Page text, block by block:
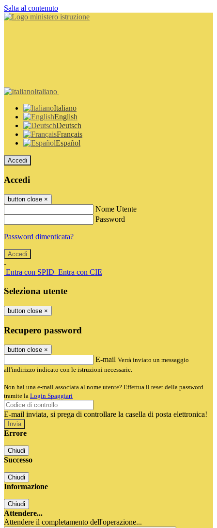
Salta al contenuto
Italiano
Italiano
English
Deutsch
Français
Español
Accedi
Accedi
button close ×
Nome Utente
Password
Password dimenticata?
-
Entra con SPID Entra con CIE
Seleziona utente
button close ×
Recupero password
button close ×
E-mail Verrà inviato un messaggio
all'indirizzo indicato con le istruzioni necessarie.
Non hai una e-mail associata al nome utente? Effettua il reset della password
tramite la Login Spaggiari
E-mail inviata, si prega di controllare la casella di posta elettronica!
Errore
Chiudi
Successo
Chiudi
Informazione
Chiudi
Attendere...
Attendere il completamento dell'operazione...